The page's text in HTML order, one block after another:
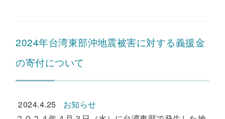
2024年台湾東部沖地震被害に対する義援金
の寄付について
2024.4.25
お知らせ